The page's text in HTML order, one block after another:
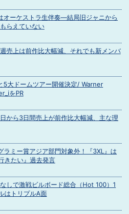
オーケストラ生伴奏―結局旧ジャニから
らえていない
売上は前作比大幅減、それでも新メンバ
5大ドームツアー開催決定/ Warner
をPR
から3日間売上が前作比大幅減、主な理
ラミー賞アジア部門対象外！『3XL』は
きたい』過去発言
しで激戦ビルボード総合（Hot 100）1
はトリプルA面